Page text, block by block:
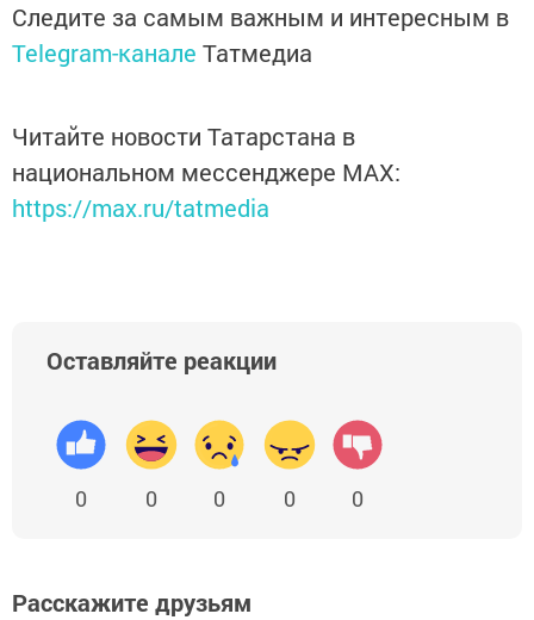
Следите за самым важным и интересным в
Telegram-канале Татмедиа
Читайте новости Татарстана в
национальном мессенджере MАХ:
https://max.ru/tatmedia
Оставляйте реакции
0 0 0 0 0
Расскажите друзьям